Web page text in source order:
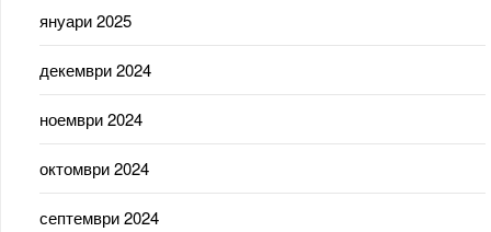
януари 2025
декември 2024
ноември 2024
октомври 2024
септември 2024